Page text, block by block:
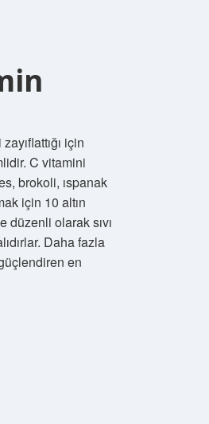
için
C vitamini
brokoli, ıspanak
için 10 altın
düzenli olarak sıvı
Daha fazla
en